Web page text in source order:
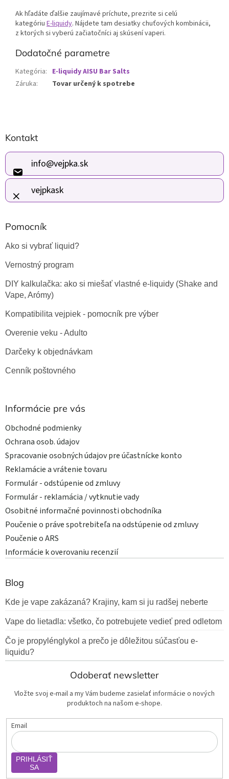
Ak hľadáte ďalšie zaujímavé príchute, prezrite si celú
kategóriu E-liquidy. Nájdete tam desiatky chuťových kombinácii,
z ktorých si vyberú začiatočníci aj skúsení vaperi.
Dodatočné parametre
Kategória: E-liquidy AISU Bar Salts
Záruka: Tovar určený k spotrebe
á
p
t
i
e
Kontakt
info@vejpka.sk
vejpkask
Pomocník
Ako si vybrať liquid?
Vernostný program
DIY kalkulačka: ako si miešať vlastné e-liquidy (Shake and
Vape, Arómy)
Kompatibilita vejpiek - pomocník pre výber
Overenie veku - Adulto
Darčeky k objednávkam
Cenník poštovného
Informácie pre vás
Obchodné podmienky
Ochrana osob. údajov
Spracovanie osobných údajov pre účastnícke konto
Reklamácie a vrátenie tovaru
Formulár - odstúpenie od zmluvy
Formulár - reklamácia / vytknutie vady
Osobitné informačné povinnosti obchodníka
Poučenie o práve spotrebiteľa na odstúpenie od zmluvy
Poučenie o ARS
Informácie k overovaniu recenzií
Blog
Kde je vape zakázaná? Krajiny, kam si ju radšej neberte
Vape do lietadla: všetko, čo potrebujete vedieť pred odletom
Čo je propylénglykol a prečo je dôležitou súčasťou e-
liquidu?
Odoberať newsletter
Vložte svoj e-mail a my Vám budeme zasielať informácie o nových
produktoch na našom e-shope.
Email
PRIHLÁSIŤ
SA